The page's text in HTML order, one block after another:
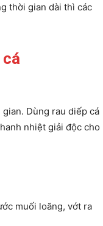
thời gian dài thì các
Dùng rau diếp cá
nhiệt giải độc cho
muối loãng, vớt ra